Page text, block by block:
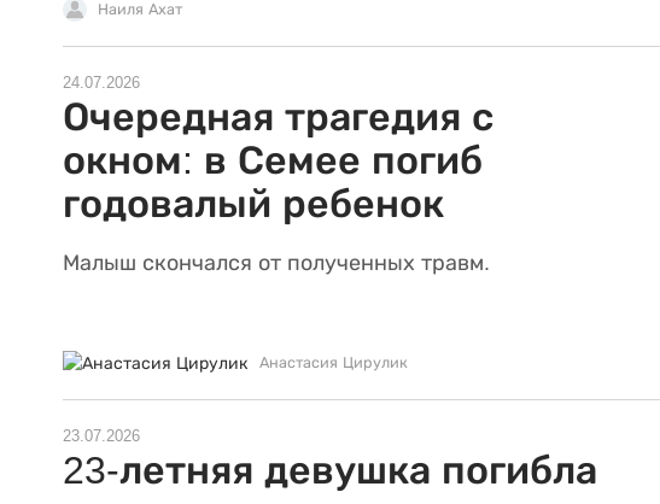
Наиля Ахат
24.07.2026
Очередная трагедия с
окном: в Семее погиб
годовалый ребенок
Малыш скончался от полученных травм.
Анастасия Цирулик
23.07.2026
23-летняя девушка погибла